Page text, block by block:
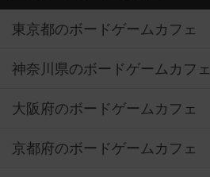
東京都のボードゲームカフェ
神奈川県のボードゲームカフェ
大阪府のボードゲームカフェ
京都府のボードゲームカフェ